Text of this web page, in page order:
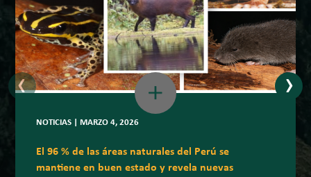
NOTICIAS | MARZO 4, 2026
El 96 % de las áreas naturales del Perú se
mantiene en buen estado y revela nuevas
‹ ›